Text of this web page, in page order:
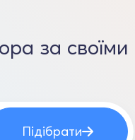
за своїми
Підібрати